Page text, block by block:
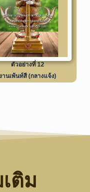
ตัวอย่างที่ 12
งานเพ้นท์สี (กลางแจ้ง)
ติม